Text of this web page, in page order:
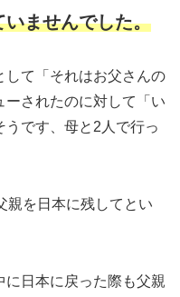
ませんでした。
して「それはお父さんの
ーされたのに対して「い
うです、母と2人で行っ
親を日本に残してとい
に日本に戻った際も父親